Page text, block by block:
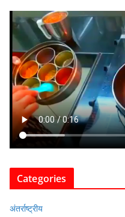
Categories
अंतर्राष्ट्रीय